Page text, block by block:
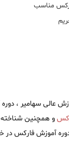
مناسب
عالی سهامیر ،
و همچنین شناخته
آموزش فارکس در